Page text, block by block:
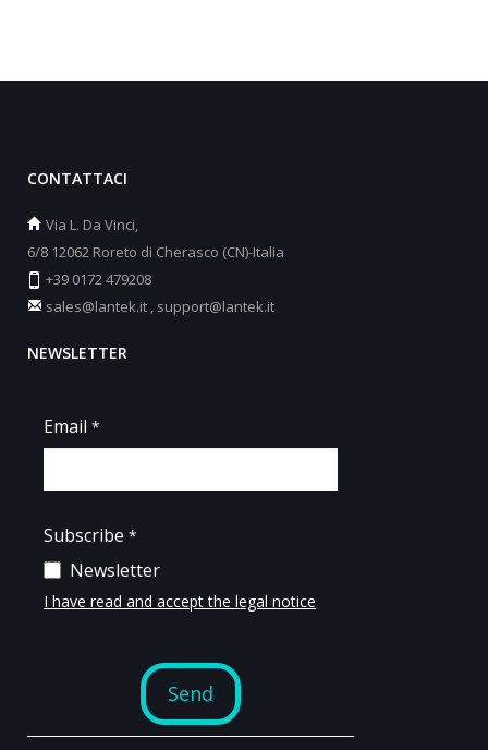
CONTATTACI
Via L. Da Vinci,
6/8 12062 Roreto di Cherasco (CN)-Italia
+39 0172 479208
sales@lantek.it support@lantek.it
NEWSLETTER